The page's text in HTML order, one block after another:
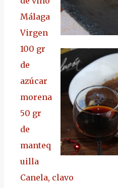
Málaga
Virgen
100 gr
de
azúcar
morena
50 gr
de
manteq
uilla
Canela, clavo